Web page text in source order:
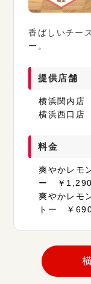
香ばしいチー
ー。
提供店舗
横浜関内店
横浜西口店
料金
爽やかレモ
ー ￥
爽やかレモ
トー ￥